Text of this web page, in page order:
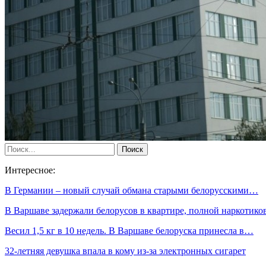
Интересное:
В Германии – новый случай обмана старыми белорусскими…
В Варшаве задержали белорусов в квартире, полной
Весил 1,5 кг в 10 недель. В Варшаве белоруска принесла в…
32-летняя девушка впала в кому из-за электронных сигарет